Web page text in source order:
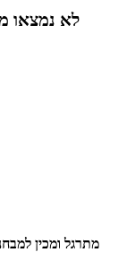
לא נמצאו
מתרגל ומכין